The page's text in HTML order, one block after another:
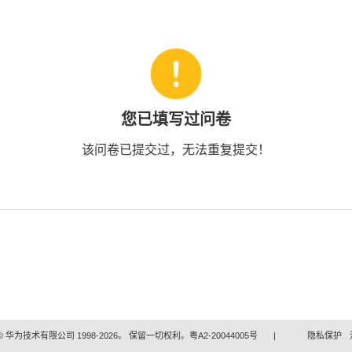
您已填写过问卷
该问卷已提交过，无法重复提交！
华为技术有限公司 1998-2026。 保留一切权利。粤A2-20044005号 | 隐私保护